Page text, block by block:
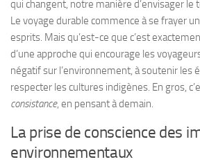
qui changent, notre manière d’envisager le
Le voyage durable commence à se frayer
esprits. Mais qu’est-ce que c’est
d’une approche qui encourage les
négatif sur l’environnement, à soutenir les
respecter les cultures indigènes. En gros,
consistance, en pensant à demain.
La prise de conscience des
environnementaux